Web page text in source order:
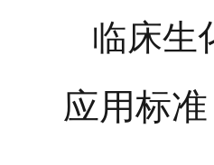
临床生
应用标准